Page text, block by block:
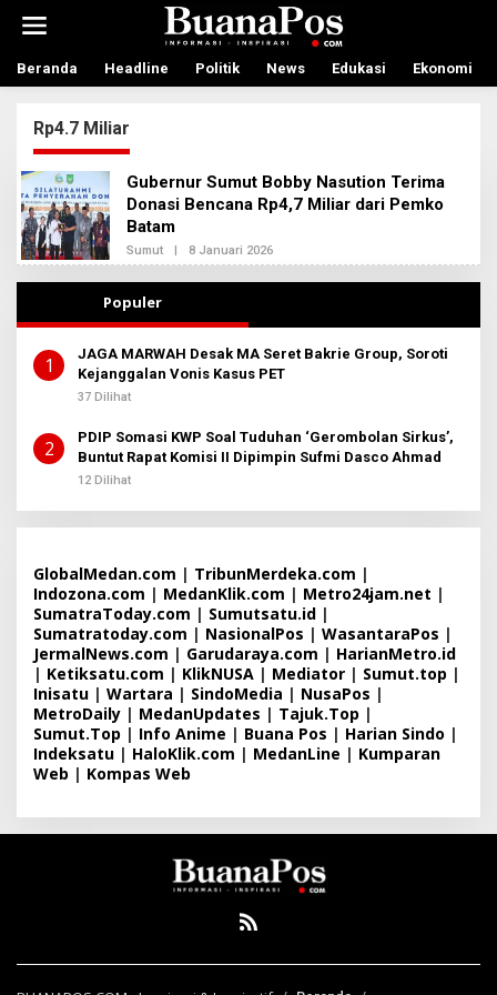
t
Beranda Headline Politik News Edukasi Ekonomi
Rp4.7 Miliar
Gubernur Sumut Bobby Nasution Terima
Donasi Bencana Rp4,7 Miliar dari Pemko
Batam
Sumut | 8 Januari 2026
L
E
D
I
N
I
T
A
Populer
1
JAGA MARWAH Desak MA Seret Bakrie Group, Soroti
Kejanggalan Vonis Kasus PET
37 Dilihat
2
PDIP Somasi KWP Soal Tuduhan ‘Gerombolan Sirkus’,
Buntut Rapat Komisi II Dipimpin Sufmi Dasco Ahmad
12 Dilihat
GlobalMedan.com | TribunMerdeka.com |
Indozona.com | MedanKlik.com | Metro24jam.net |
SumatraToday.com | Sumutsatu.id |
Sumatratoday.com | NasionalPos | WasantaraPos |
JermalNews.com | Garudaraya.com | HarianMetro.id
| Ketiksatu.com | KlikNUSA | Mediator | Sumut.top |
Inisatu | Wartara | SindoMedia | NusaPos |
MetroDaily | MedanUpdates | Tajuk.Top |
Sumut.Top | Info Anime | Buana Pos | Harian Sindo |
Indeksatu | HaloKlik.com | MedanLine | Kumparan
Web | Kompas Web